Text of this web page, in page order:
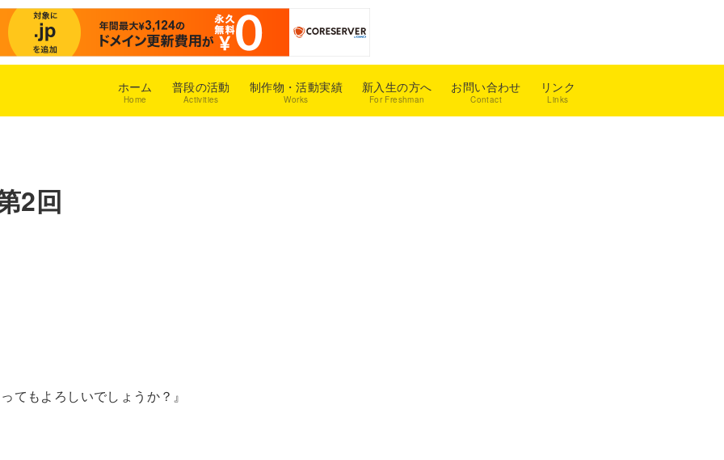
ホーム
Home
普段の活動
Activities
制作物・活動実績
Works
新入生の方へ
For Freshman
お問い合わせ
Contact
リンク
Links
2回
てもよろしいでしょうか？』